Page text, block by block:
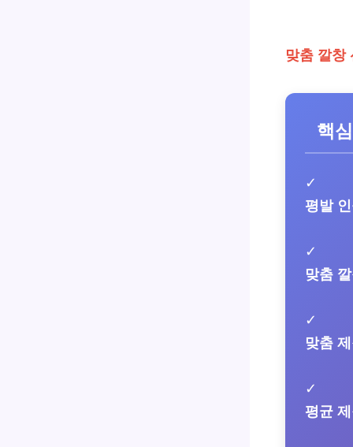
맞춤 깔창
핵
✓
평발
✓
맞춤
✓
맞춤
✓
평균